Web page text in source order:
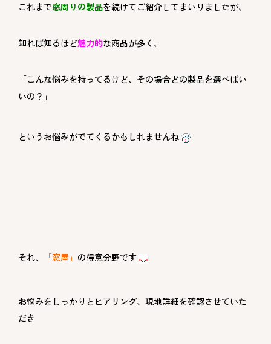
これまで窓周りの製品を続けてご紹介してまいりましたが、
知れば知るほど魅力的な商品が多く、
「こんな悩みを持ってるけど、その場合どの製品を選べばい
いの？」
というお悩みがでてくるかもしれませんね
それ、 「窓屋」 の得意分野です
お悩みをしっかりとヒアリング、現地詳細を確認させていた
だき